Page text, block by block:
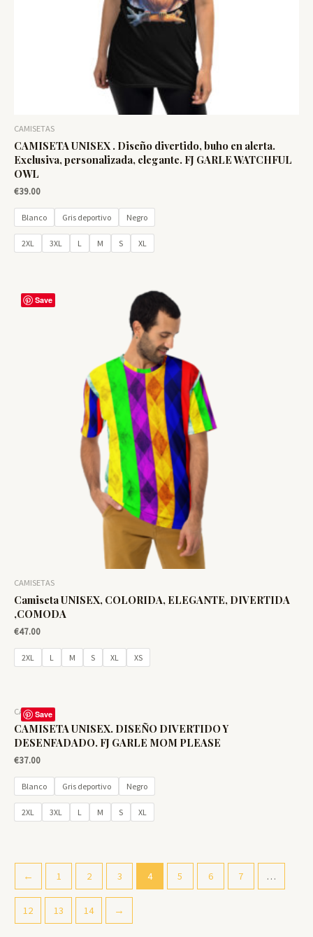
CAMISETAS
CAMISETA UNISEX . Diseño divertido, buho en alerta.
Exclusiva, personalizada, elegante. FJ GARLE WATCHFUL
OWL
€39.00
Blanco Gris deportivo Negro
2XL 3XL L M S XL
Save
CAMISETAS
Camiseta UNISEX, COLORIDA, ELEGANTE, DIVERTIDA
,COMODA
€47.00
2XL L M S XL XS
Save
CAMISETAS
CAMISETA UNISEX. DISEÑO DIVERTIDO Y
DESENFADADO. FJ GARLE MOM PLEASE
€37.00
Blanco Gris deportivo Negro
2XL 3XL L M S XL
← 1 2 3 4 5 6 7 …
12 13 14 →